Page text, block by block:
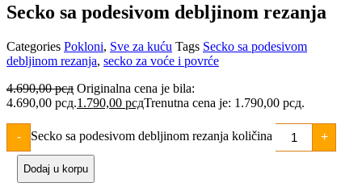
Secko sa podesivom debljinom rezanja
Categories Pokloni, Sve za kuću Tags Secko sa podesivom
debljinom rezanja, secko za voće i povrće
4.690,00рсд Originalna cena je bila:
4.690,00 рсд.1.790,00 рсдTrenutna cena je: 1.790,00 рсд.
- Secko sa podesivom debljinom rezanja količina +
Dodaj u korpu